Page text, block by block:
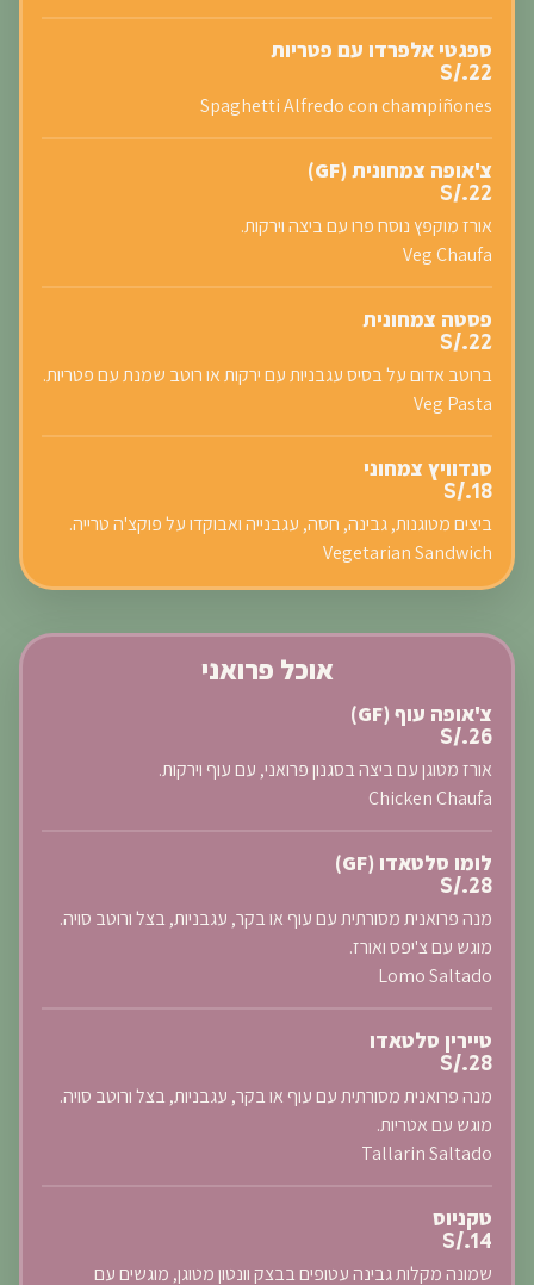
ספגטי אלפרדו עם פטריות
S/.22
Spaghetti Alfredo con champiñones
צ'אופה צמחונית (GF)
S/.22
אורז מוקפץ נוסח פרו עם ביצה וירקות.
Veg Chaufa
פסטה צמחונית
S/.22
ברוטב אדום על בסיס עגבניות עם ירקות או רוטב שמנת עם פטריות.
Veg Pasta
סנדוויץ צמחוני
S/.18
ביצים מטוגנות, גבינה, חסה, עגבנייה ואבוקדו על פוקצ'ה טרייה.
Vegetarian Sandwich
אוכל פרואני
צ'אופה עוף (GF)
S/.26
אורז מטוגן עם ביצה בסגנון פרואני, עם עוף וירקות.
Chicken Chaufa
לומו סלטאדו (GF)
S/.28
מנה פרואנית מסורתית עם עוף או בקר, עגבניות, בצל ורוטב סויה.
מוגש עם צ'יפס ואורז.
Lomo Saltado
טיירין סלטאדו
S/.28
מנה פרואנית מסורתית עם עוף או בקר, עגבניות, בצל ורוטב סויה.
מוגש עם אטריות.
Tallarin Saltado
טקניוס
S/.14
שמונה מקלות גבינה עטופים בבצק וונטון מטוגן, מוגשים עם